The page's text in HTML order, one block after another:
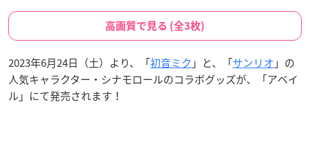
高画質で見る (全3枚)
2023年6月24日（土）より、「初音ミク 」と、「サンリオ 」の
人気キャラクター・シナモロールのコラボグッズが、「アベイ
ル」にて発売されます！